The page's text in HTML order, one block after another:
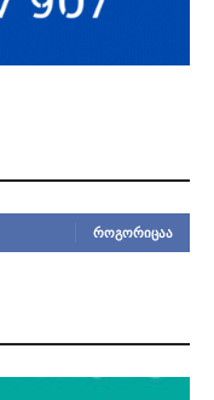
ᲠᲝᲒᲝᲠᲘᲪᲐᲐ